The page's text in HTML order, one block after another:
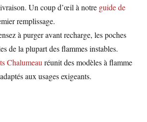
Un coup d’œil à notre guide de
remplissage.
à purger avant recharge, les poches
de la plupart des flammes instables.
Chalumeau réunit des modèles à flamme
aux usages exigeants.